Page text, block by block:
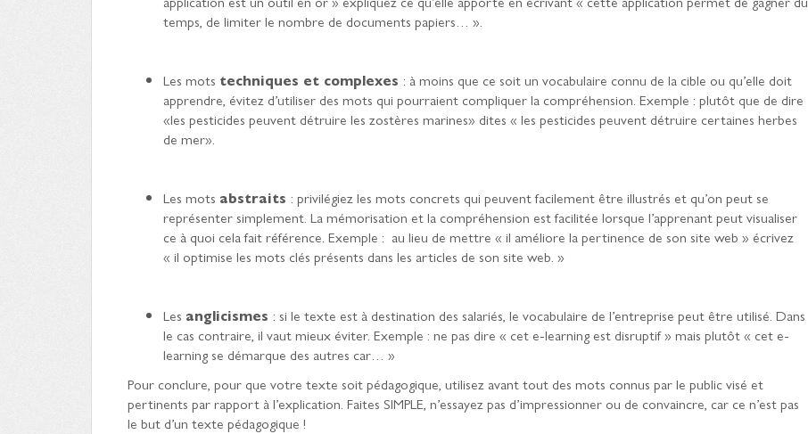
temps, de limiter le nombre de documents papiers… ».
Les mots techniques et complexes : à moins que ce soit un vocabulaire connu de la cible ou qu’elle doit
apprendre, évitez d’utiliser des mots qui pourraient compliquer la compréhension. Exemple : plutôt que de dire
«les pesticides peuvent détruire les zostères marines» dites « les pesticides peuvent détruire certaines herbes
de mer».
Les mots abstraits : privilégiez les mots concrets qui peuvent facilement être illustrés et qu’on peut se
représenter simplement. La mémorisation et la compréhension est facilitée lorsque l’apprenant peut visualiser
ce à quoi cela fait référence. Exemple : au lieu de mettre « il améliore la pertinence de son site web » écrivez
« il optimise les mots clés présents dans les articles de son site web. »
Les anglicismes : si le texte est à destination des salariés, le vocabulaire de l’entreprise peut être utilisé. Dans
le cas contraire, il vaut mieux éviter. Exemple : ne pas dire « cet e-learning est disruptif » mais plutôt « cet e-
learning se démarque des autres car… »
Pour conclure, pour que votre texte soit pédagogique, utilisez avant tout des mots connus par le public visé et
pertinents par rapport à l’explication. Faites SIMPLE, n’essayez pas d’impressionner ou de convaincre, car ce n’est pas
le but d’un texte pédagogique !